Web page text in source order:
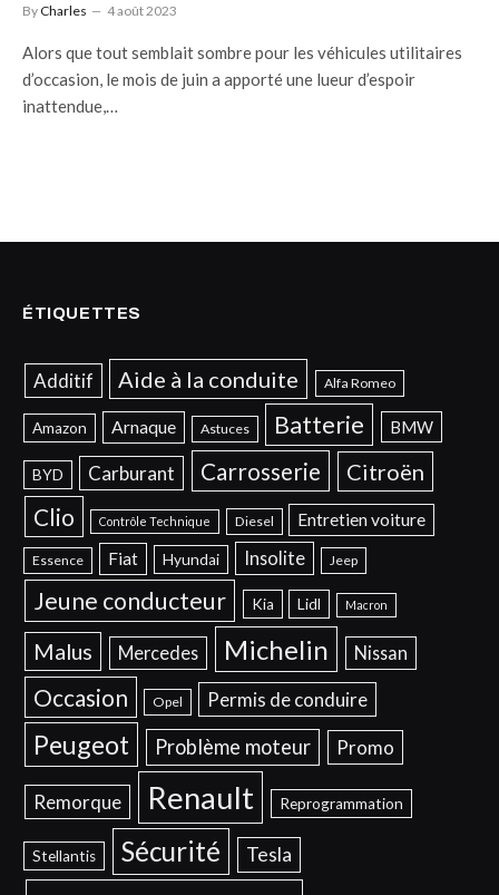
By Charles 4 août 2023
Alors que tout semblait sombre pour les véhicules utilitaires
d’occasion, le mois de juin a apporté une lueur d’espoir
inattendue,…
ÉTIQUETTES
Additif Aide à la conduite Alfa Romeo
Amazon Arnaque Astuces Batterie BMW
BYD Carburant Carrosserie Citroën
Clio Contrôle Technique Diesel Entretien voiture
Essence Fiat Hyundai Insolite Jeep
Jeune conducteur Kia Lidl Macron
Malus Mercedes Michelin Nissan
Occasion Opel Permis de conduire
Peugeot Problème moteur Promo
Remorque Renault Reprogrammation
Stellantis Sécurité Tesla